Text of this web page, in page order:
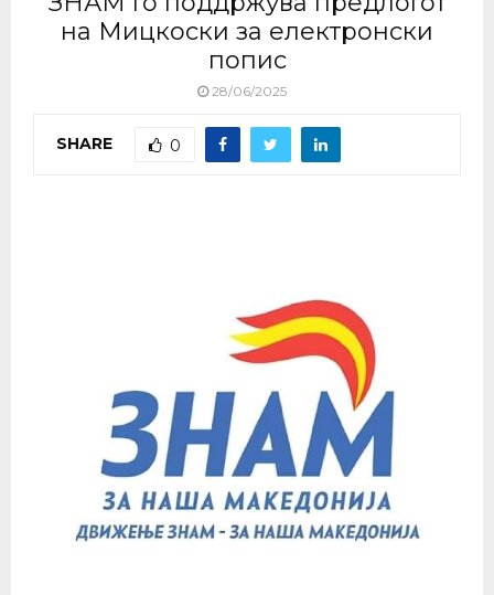
на Мицкоски за електронски
попис
28/06/2025
SHARE 0